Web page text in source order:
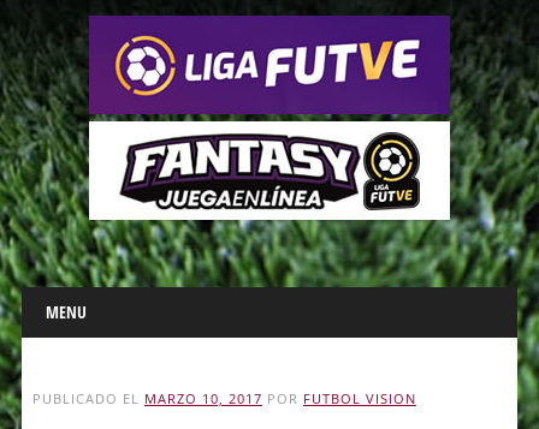
Main menu
Skip
to
content
MENU
PUBLICADO EL MARZO 10, 2017 POR FUTBOL VISION